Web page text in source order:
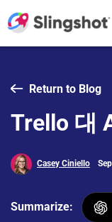
Return to Blog
Trello 대
Casey Ciniello
Summarize: